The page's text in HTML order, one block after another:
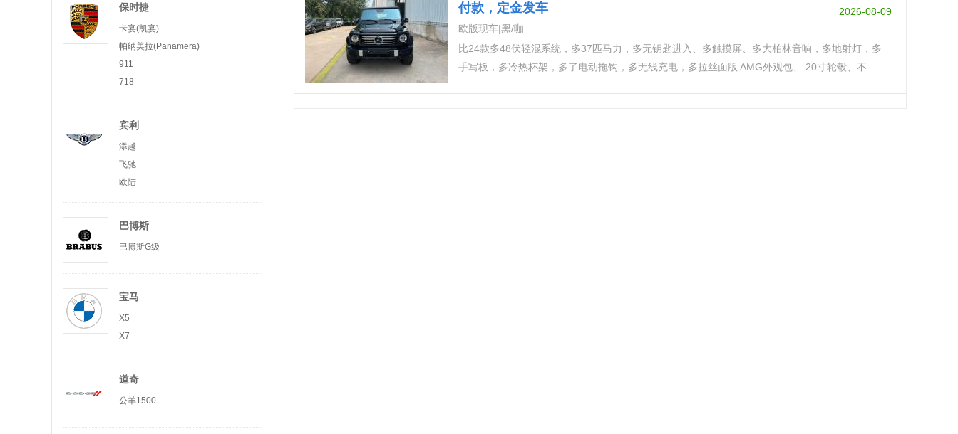
保时捷
卡宴(凯宴)
帕纳美拉(Panamera)
911
718
宾利
添越
飞驰
欧陆
巴博斯
巴博斯G级
宝马
X5
X7
道奇
公羊1500
观包， 20寸AMG轮毂 ，翻毛内顶 ，大柏林之声音响， 拖钩 ，带牵引资质。
2026-08-09
付款，定金发车
欧版现车|黑/咖
比24款多48伏轻混系统，多37匹马力，多无钥匙进入、多触摸屏、多大柏林音响，多地射灯，多
手写板，多冷热杯架，多了电动拖钩，多无线充电，多拉丝面版 AMG外观包、 20寸轮毂、不锈